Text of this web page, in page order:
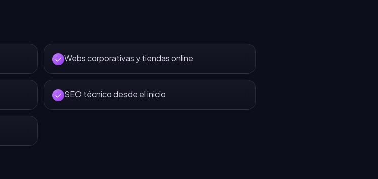
Webs corporativas y tiendas online
SEO técnico desde el inicio